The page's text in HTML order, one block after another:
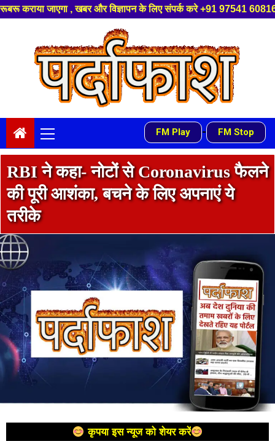
के लिए संपर्क करे +91 97541 60816 ,हमारे यूट्यूब चैनल को सबस्क्राइब
content
Menu
FM Play - FM Stop
RBI ने कहा- नोटों से Coronavirus फैलने
की पूरी आशंका, बचने के लिए अपनाएं ये
तरीके
कृपया इस न्यूज को शेयर करें